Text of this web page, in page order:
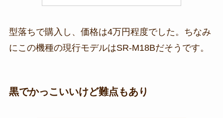
型落ちで購入し、価格は4万円程度でした。ちなみ
にこの機種の現行モデルはSR-M18Bだそうです。
黒でかっこいいけど難点もあり